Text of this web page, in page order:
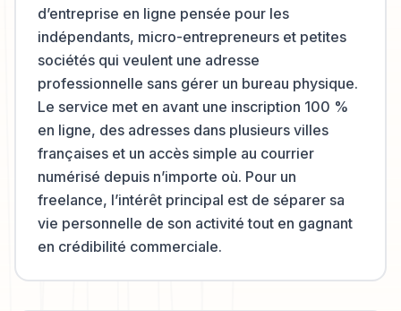
d’entreprise en ligne pensée pour les
indépendants, micro-entrepreneurs et petites
sociétés qui veulent une adresse
professionnelle sans gérer un bureau physique.
Le service met en avant une inscription 100 %
en ligne, des adresses dans plusieurs villes
françaises et un accès simple au courrier
numérisé depuis n’importe où. Pour un
freelance, l’intérêt principal est de séparer sa
vie personnelle de son activité tout en gagnant
en crédibilité commerciale.